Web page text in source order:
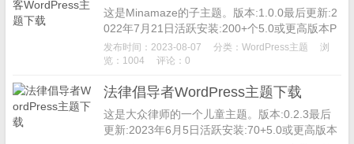
这是Minamaze的子主题。版本:1.0.0最后更新:2
022年7月21日活跃安装:200+个5.0或更高版本P
HP版本:5.6或更高MinamazeB...
发布时间：2023-08-07 分类： WordPress主题
浏
览：1004
评论：0
法律倡导者WordPress主题下载
这是大众律师的一个儿童主题。版本:0.2.3最后
更新:2023年6月5日活跃安装:70+5.0或更高版本